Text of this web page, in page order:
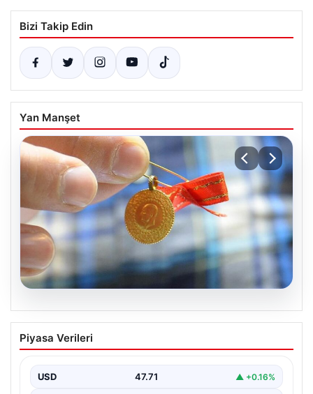
Bizi Takip Edin
Yan Manşet
05.08.2026
Altın fiyatları canlı 8 Nisan 2026: Altın
fiyatları ne kadar oldu? Gram, çeyrek,
fiyatları
Piyasa Verileri
USD 47.71 ▲ +0.16%